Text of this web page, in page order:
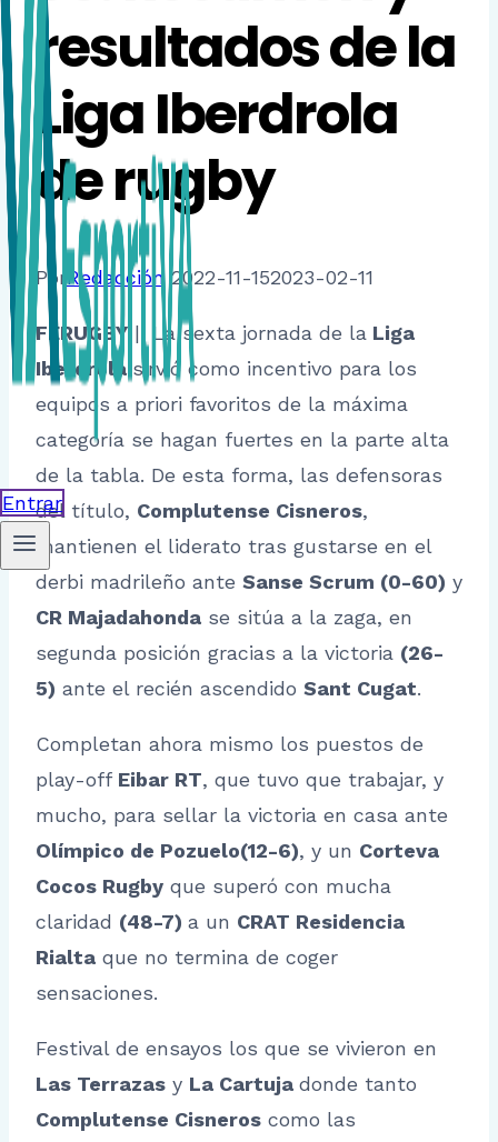
Entrar
resultados de la
Liga Iberdrola
de rugby
PorRedacción 2022-11-152023-02-11
FERUGBY || La sexta jornada de la Liga
Iberdrola sirvió como incentivo para los
equipos a priori favoritos de la máxima
categoría se hagan fuertes en la parte alta
de la tabla. De esta forma, las defensoras
del título, Complutense Cisneros,
mantienen el liderato tras gustarse en el
derbi madrileño ante Sanse Scrum (0-60) y
CR Majadahonda se sitúa a la zaga, en
segunda posición gracias a la victoria (26-
5) ante el recién ascendido Sant Cugat.
Completan ahora mismo los puestos de
play-off Eibar RT, que tuvo que trabajar, y
mucho, para sellar la victoria en casa ante
Olímpico de Pozuelo(12-6), y un Corteva
Cocos Rugby que superó con mucha
claridad (48-7) a un CRAT Residencia
Rialta que no termina de coger
sensaciones.
Festival de ensayos los que se vivieron en
Las Terrazas y La Cartuja donde tanto
Complutense Cisneros como las